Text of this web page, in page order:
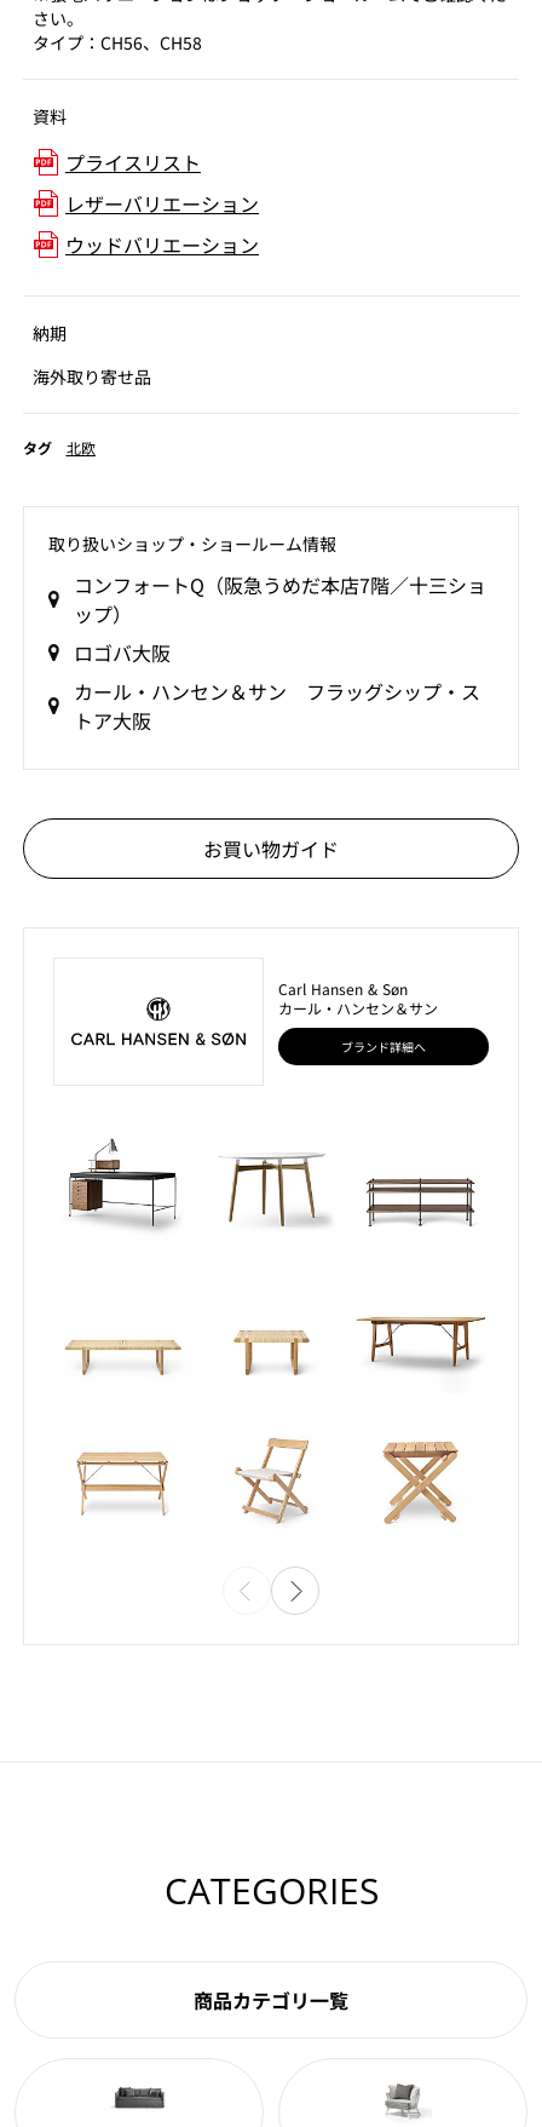
さい。
タイプ：CH56、CH58
資料
プライスリスト
レザーバリエーション
ウッドバリエーション
納期
海外取り寄せ品
タグ 北欧
取り扱いショップ‧ショールーム情報
コンフォートQ（阪急うめだ本店7階／十三ショ
ップ）
ロゴバ大阪
カール・ハンセン＆サン フラッグシップ・ス
トア大阪
お買い物ガイド
Carl Hansen & Søn
カール・ハンセン＆サン
ブランド詳細へ
CATEGORIES
商品カテゴリ一覧